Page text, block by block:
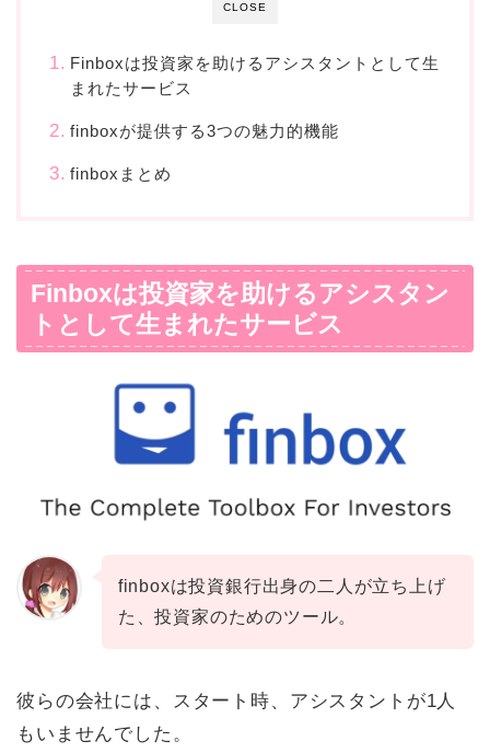
CLOSE
Finboxは投資家を助けるアシスタントとして生
まれたサービス
finboxが提供する3つの魅力的機能
finboxまとめ
Finboxは投資家を助けるアシスタン
トとして生まれたサービス
finboxは投資銀行出身の二人が立ち上げ
た、投資家のためのツール。
彼らの会社には、スタート時、アシスタントが1人
もいませんでした。